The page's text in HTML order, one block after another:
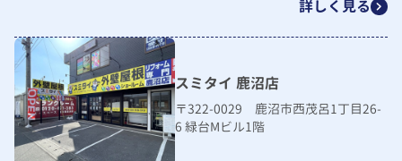
詳しく見る
スミタイ 鹿沼店
〒322-0029 鹿沼市西茂呂1丁目26-
6 緑台Mビル1階